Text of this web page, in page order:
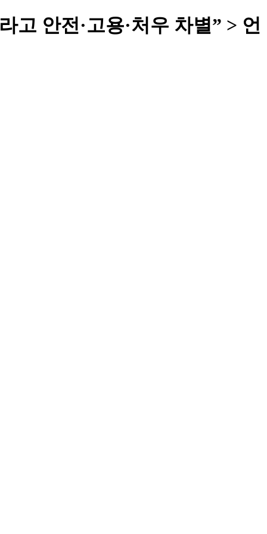
안전·고용·처우 차별” > 언